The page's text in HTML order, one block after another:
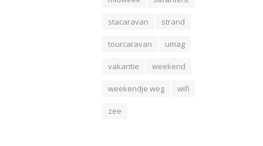
stacaravan strand
tourcaravan umag
vakantie weekend
weekendje weg wifi
zee